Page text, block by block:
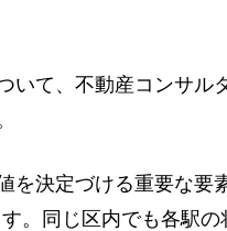
いて、不動産コンサル
を決定づける重要な要
。同じ区内でも各駅